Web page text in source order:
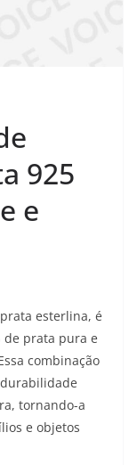
925
e
esterlina, é
de prata pura e
combinação
tornando-a
e objetos